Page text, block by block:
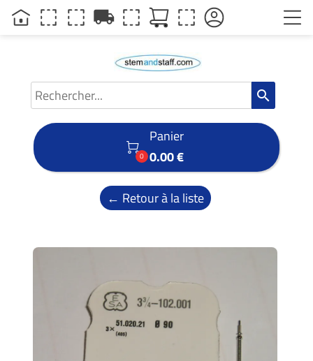
search

0
Panier
0.00 €
← Retour à la liste
local_shipping